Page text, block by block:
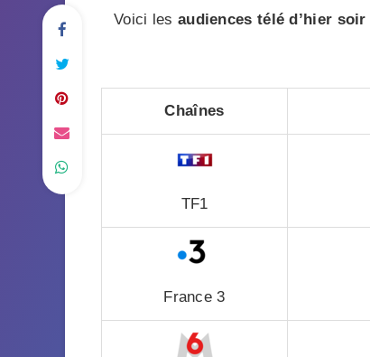
Voici les audiences télé d’hier soir
Chaînes
TF1
France 3